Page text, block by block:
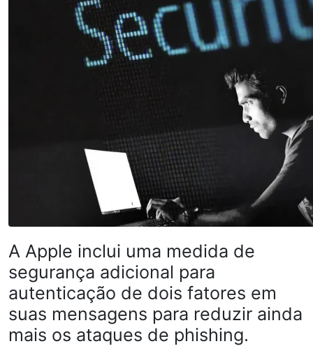
A Apple inclui uma medida de
segurança adicional para
autenticação de dois fatores em
suas mensagens para reduzir ainda
mais os ataques de phishing.